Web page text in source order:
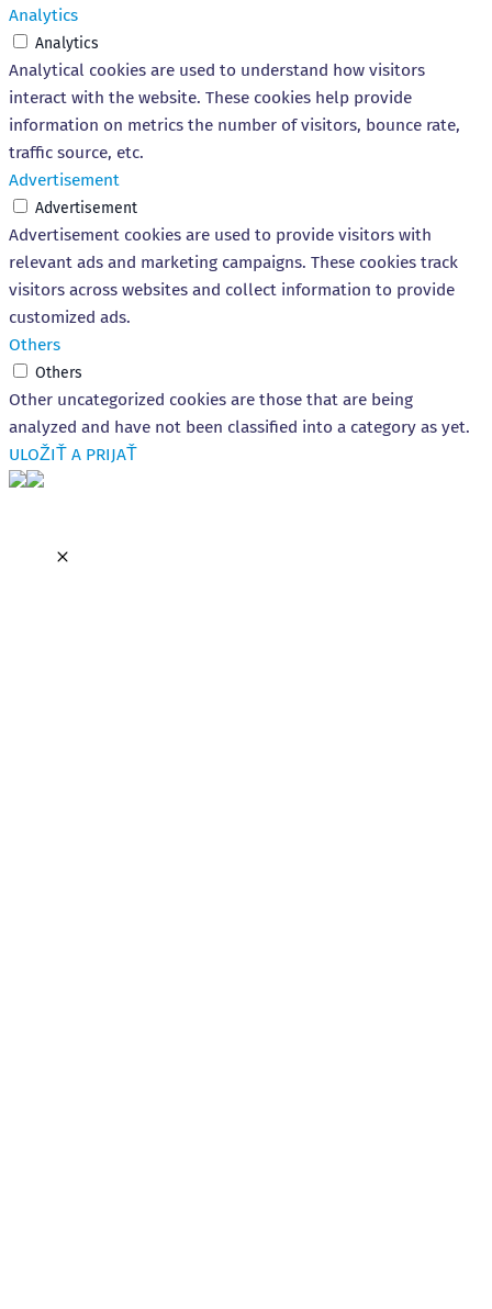
Analytics
Analytics
Analytical cookies are used to understand how visitors
interact with the website. These cookies help provide
information on metrics the number of visitors, bounce rate,
traffic source, etc.
Advertisement
Advertisement
Advertisement cookies are used to provide visitors with
relevant ads and marketing campaigns. These cookies track
visitors across websites and collect information to provide
customized ads.
Others
Others
Other uncategorized cookies are those that are being
analyzed and have not been classified into a category as yet.
ULOŽIŤ A PRIJAŤ